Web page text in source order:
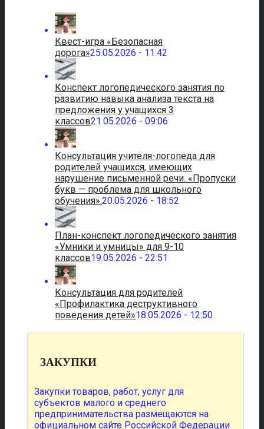
Квест-игра «Безопасная
дорога»25.05.2026 - 11:42
Конспект логопедического занятия по
развитию навыка анализа текста на
предложения у учащихся 3
классов21.05.2026 - 09:06
Консультация учителя-логопеда для
родителей учащихся, имеющих
нарушение письменной речи. «Пропуски
букв — проблема для школьного
обучения».20.05.2026 - 18:52
План-конспект логопедического занятия
«Умники и умницы» для 9-10
классов19.05.2026 - 22:51
Консультация для родителей
«Профилактика деструктивного
поведения детей»18.05.2026 - 12:50
ЗАКУПКИ
Закупки товаров, работ, услуг для
субъектов малого и среднего
предпринимательства размещаются на
официальном сайте Российской Федерации